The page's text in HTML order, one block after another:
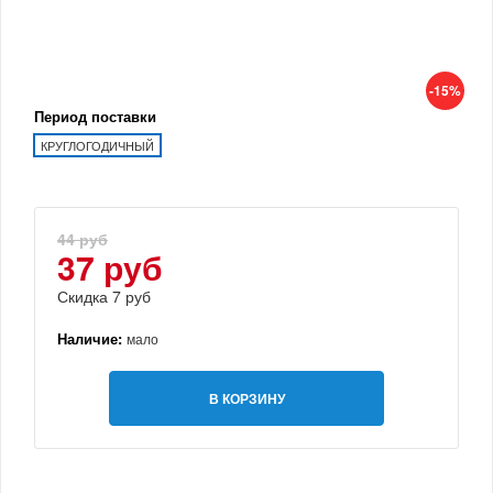
-15%
Период поставки
КРУГЛОГОДИЧНЫЙ
44 руб
37 руб
Скидка 7 руб
Наличие: мало
В КОРЗИНУ